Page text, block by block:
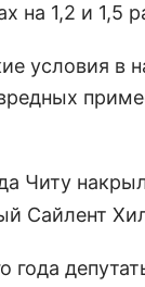
на 1,2 и 1,5
условия в
Читу
Сайлент